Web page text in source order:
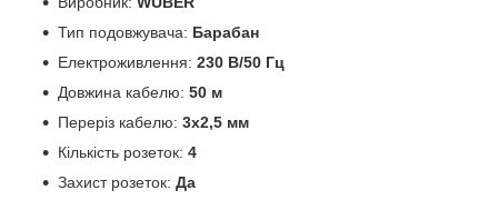
Тип подовжувача: Барабан
Електроживлення: 230 В/50 Гц
Довжина кабелю: 50 м
Переріз кабелю: 3x2,5 мм
Кількість розеток: 4
Захист розеток: Да